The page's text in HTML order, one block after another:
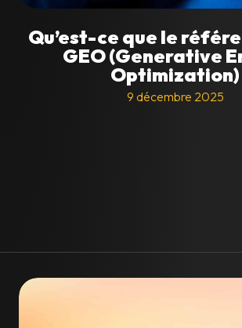
Qu’est-ce que le
GEO (Generative
Optimization)
9 décembre 2025